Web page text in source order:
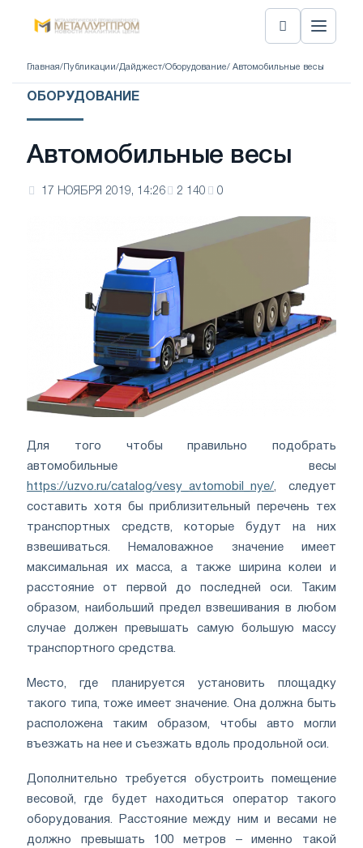
Главная/ Публикации/Дайджест/Оборудование/ Автомобильные весы
ОБОРУДОВАНИЕ
Автомобильные весы
17 НОЯБРЯ 2019, 14:26 2 140 0
Для того чтобы правильно подобрать
автомобильные весы
https://uzvo.ru/catalog/vesy_avtomobil_nye/ , следует
составить хотя бы приблизительный перечень тех
транспортных средств, которые будут на них
взвешиваться. Немаловажное значение имеет
максимальная их масса, а также ширина колеи и
расстояние от первой до последней оси. Таким
образом, наибольший предел взвешивания в любом
случае должен превышать самую большую массу
транспортного средства.
Место, где планируется установить площадку
такого типа, тоже имеет значение. Она должна быть
расположена таким образом, чтобы авто могли
въезжать на нее и съезжать вдоль продольной оси.
Дополнительно требуется обустроить помещение
весовой, где будет находиться оператор такого
оборудования. Расстояние между ним и весами не
должно превышать 100 метров – именно такой